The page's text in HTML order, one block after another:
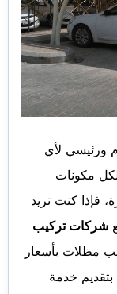
ورئيسي لأي
لكل مكونات
فإذا كنت تريد
شركات تركيب
مظلات بأسعار
بتقديم خدمة